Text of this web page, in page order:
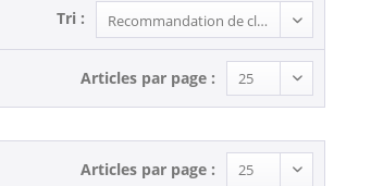
Tri :
Articles par page :
Articles par page :